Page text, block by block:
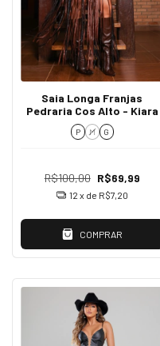
Saia Longa Franjas
Pedraria Cos Alto - Kiara
P M G
R$100,00 R$69,99
12 x de R$7,20
COMPRAR